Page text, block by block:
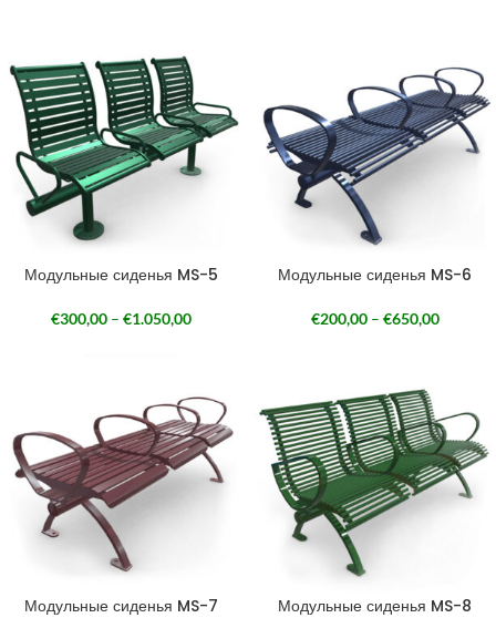
Модульные сиденья MS-5
€300,00 – €1.050,00
Модульные сиденья MS-6
€200,00– €650,00
Модульные сиденья MS-7 Модульные сиденья MS-8